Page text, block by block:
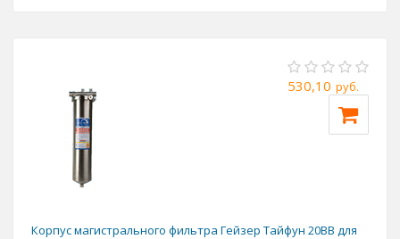
530,10 руб.
Корпус магистрального фильтра Гейзер Тайфун 20BB для